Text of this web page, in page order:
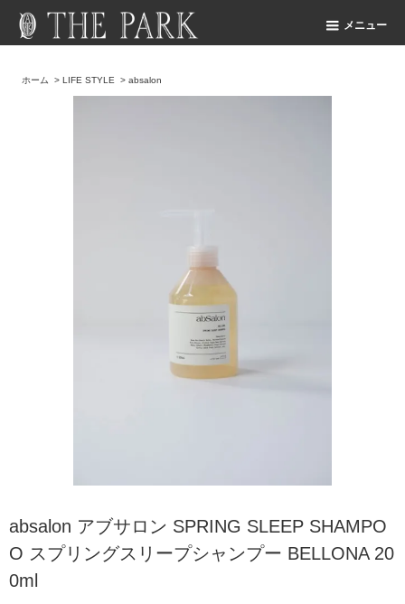
メニュー
ホーム >LIFE STYLE >absalon
absalon アブサロン SPRING SLEEP SHAMPO
O スプリングスリープシャンプー BELLONA 20
0ml